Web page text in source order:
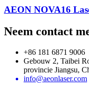
AEON NOVA16
Neem contact
+86 181 6871 9006
Gebouw 2, Taibei
provincie Jiangsu,
info@aeonlaser.com